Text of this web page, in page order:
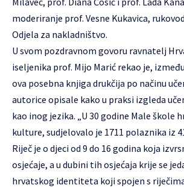
moderiranje prof. Vesne Kukavica,
Odjela za nakladništvo.
U svom pozdravnom govoru ravnatelj
iseljenika prof. Mijo Marić rekao je,
ova posebna knjiga drukčija po načinu
autorice opisale kako u praksi izgleda
kao inog jezika. „U 30 godine Male škole
kulture, sudjelovalo je 1711 polaznika iz
Riječ je o djeci od 9 do 16 godina koja
osjećaje, a u dubini tih osjećaja krije se
hrvatskog identiteta koji spojen s